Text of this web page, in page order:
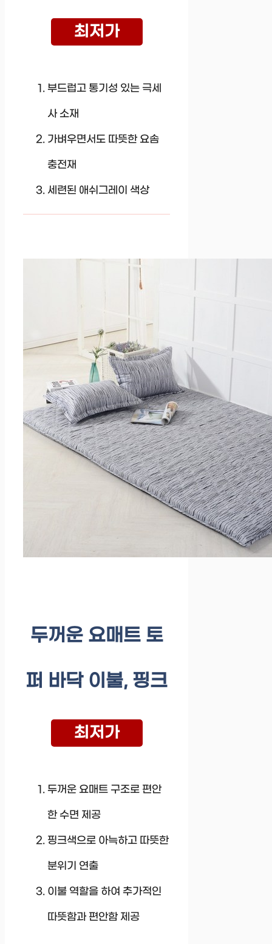
최저가
부드럽고 통기성 있는 극세
사 소재
가벼우면서도 따뜻한 요솜
충전재
세련된 애쉬그레이 색상
두꺼운 요매트 토
퍼 바닥 이불, 핑크
최저가
두꺼운 요매트 구조로 편안
한 수면 제공
핑크색으로 아늑하고 따뜻한
분위기 연출
이불 역할을 하여 추가적인
따뜻함과 편안함 제공